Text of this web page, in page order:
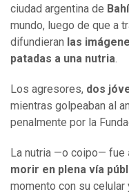
ciudad argentina de
mundo, luego de que a
difundieran las
patadas a una nutria.
Los agresores, dos
mientras golpeaban al
penalmente por la
La nutria —o coipo— fue
morir en plena vía
momento con su celular